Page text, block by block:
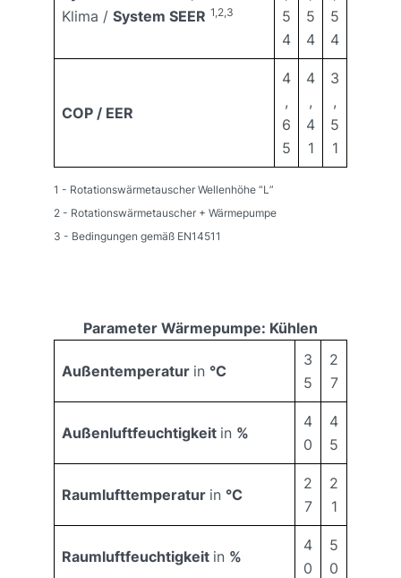
Klima / System SEER 1,2,3
5
4
5
4
5
4
COP / EER
4
,
6
5
4
,
4
1
3
,
5
1
1 - Rotationswärmetauscher Wellenhöhe “L”
2 - Rotationswärmetauscher + Wärmepumpe
3 - Bedingungen gemäß EN14511
Parameter Wärmepumpe: Kühlen
Außentemperatur in °C
3
5
2
7
Außenluftfeuchtigkeit in %
4
0
4
5
Raumlufttemperatur in °C
2
7
2
1
Raumluftfeuchtigkeit in %
4
0
5
0